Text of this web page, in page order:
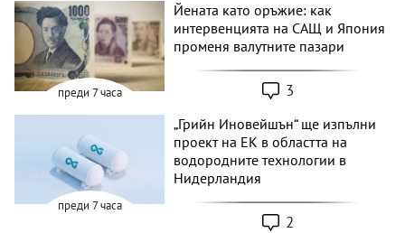
преди 7 часа
Йената като оръжие: как
интервенцията на САЩ и Япония
променя валутните пазари
3
преди 7 часа
„Грийн Иновейшън“ ще изпълни
проект на ЕК в областта на
водородните технологии в
Нидерландия
2